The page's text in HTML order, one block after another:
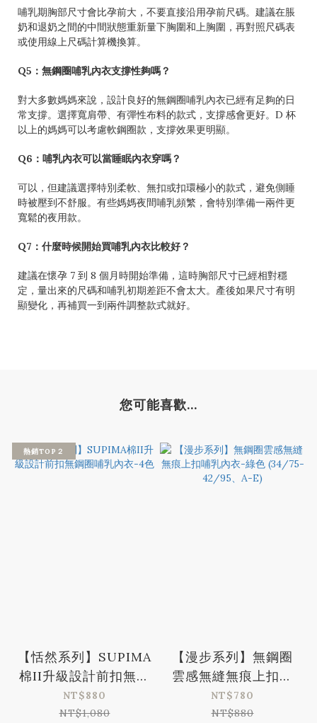
哺乳期胸部尺寸會比孕前大，不要直接沿用孕前尺碼。建議在脹
奶和退奶之間的中間狀態重新量下胸圍和上胸圍，再對照尺碼表
或使用線上尺碼計算機換算。
Q5：無鋼圈哺乳內衣支撐性夠嗎？
對大多數媽媽來說，設計良好的無鋼圈哺乳內衣已經有足夠的日
常支撐。選擇寬肩帶、有彈性布料的款式，支撐感會更好。D 杯
以上的媽媽可以考慮軟鋼圈款，支撐效果更明顯。
Q6：哺乳內衣可以當睡眠內衣穿嗎？
可以，但建議選擇特別柔軟、無扣或扣環極小的款式，避免側睡
時被壓到不舒服。有些媽媽夜間哺乳頻繁，會特別準備一兩件更
寬鬆的夜用款。
Q7：什麼時候開始買哺乳內衣比較好？
建議在懷孕 7 到 8 個月時開始準備，這時胸部尺寸已經相對穩
定，量出來的尺碼和哺乳初期差距不會太大。產後如果尺寸有明
顯變化，再補買一到兩件調整款式就好。
您可能喜歡...
熱銷TOP２
【恬然系列】SUPIMA
棉II升級設計前扣無鋼
圈哺乳內衣-4色
NT$880
NT$1,080
【漫步系列】無鋼圈
雲感無縫無痕上扣哺
乳內衣-綠色 (34/75-
42/95、A-E)
NT$780
NT$880